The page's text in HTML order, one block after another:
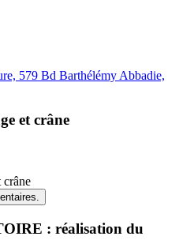
579 Bd Barthélémy Abbadie,
et crâne
crâne
: réalisation du